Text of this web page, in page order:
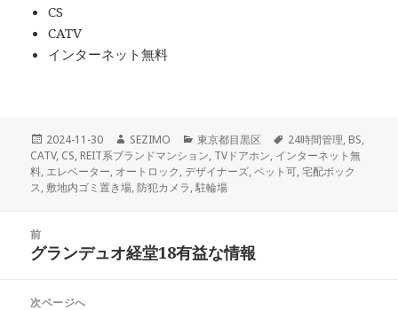
CS
CATV
インターネット無料
投
稿
日:
2024-11-30
作
成
者
SEZIMO
カ
テ
ゴ
リ
東京都目黒区
タ
グ
24時間管理, BS,
CATV, CS, REIT系ブランドマンション, TVドアホン, インターネット無
料, エレベーター, オートロック,デザイナーズ,ペット可,宅配ボック
ス, 敷地内ゴミ置き場,防犯カメラ,駐輪場
前
前
投
グランデュオ経堂18有益な情報
次ページへ